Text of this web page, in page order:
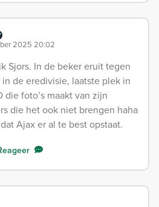
2025 20:02
Sjors. In de beker eruit tegen
in de eredivisie, laatste plek in
die foto’s maakt van zijn
die het ook niet brengen haha
Ajax er al te best opstaat.